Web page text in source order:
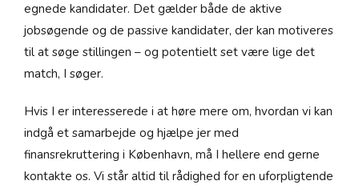
egnede kandidater. Det gælder både de aktive
jobsøgende og de passive kandidater, der kan motiveres
til at søge stillingen – og potentielt set være lige det
match, I søger.
Hvis I er interesserede i at høre mere om, hvordan vi kan
indgå et samarbejde og hjælpe jer med
finansrekruttering i København, må I hellere end gerne
kontakte os. Vi står altid til rådighed for en uforpligtende